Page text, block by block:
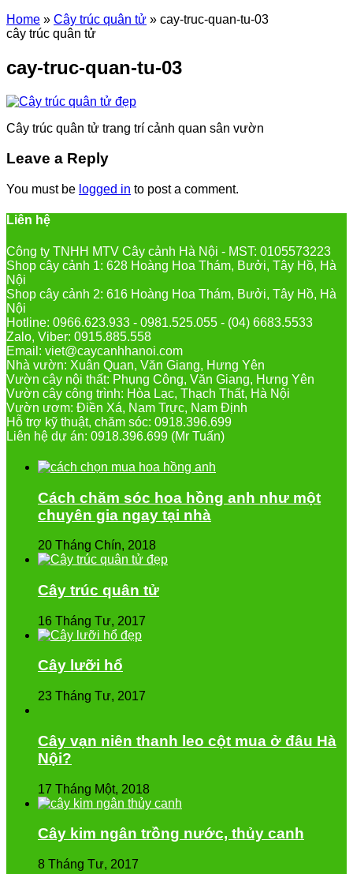
Home » Cây trúc quân tử » cay-truc-quan-tu-03
cây trúc quân tử
cay-truc-quan-tu-03
Cây trúc quân tử trang trí cảnh quan sân vườn
Leave a Reply
You must be logged in to post a comment.
Liên hệ
Công ty TNHH MTV Cây cảnh Hà Nội - MST: 0105573223
Shop cây cảnh 1: 628 Hoàng Hoa Thám, Bưởi, Tây Hồ, Hà
Nội
Shop cây cảnh 2: 616 Hoàng Hoa Thám, Bưởi, Tây Hồ, Hà
Nội
Hotline: 0966.623.933 - 0981.525.055 - (04) 6683.5533
Zalo, Viber: 0915.885.558
Email: viet@caycanhhanoi.com
Nhà vườn: Xuân Quan, Văn Giang, Hưng Yên
Vườn cây nội thất: Phụng Công, Văn Giang, Hưng Yên
Vườn cây công trình: Hòa Lạc, Thạch Thất, Hà Nội
Vườn ươm: Điền Xá, Nam Trực, Nam Định
Hỗ trợ kỹ thuật, chăm sóc: 0918.396.699
Liên hệ dự án: 0918.396.699 (Mr Tuấn)
Cách chăm sóc hoa hồng anh như một
chuyên gia ngay tại nhà
20 Tháng Chín, 2018
Cây trúc quân tử
16 Tháng Tư, 2017
Cây lưỡi hổ
23 Tháng Tư, 2017
Cây vạn niên thanh leo cột mua ở đâu Hà
Nội?
17 Tháng Một, 2018
Cây kim ngân trồng nước, thủy canh
8 Tháng Tư, 2017